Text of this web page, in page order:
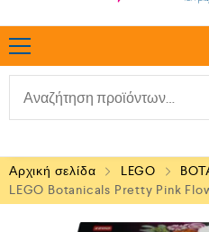
Αρχική σελίδα LEGO
LEGO Botanicals Pretty Pink